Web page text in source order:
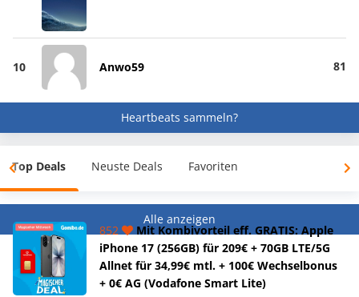
10 Anwo59 81
Heartbeats sammeln?
Top Deals Neuste Deals Favoriten
Alle anzeigen
852
Mit Kombivorteil eff. GRATIS: Apple
iPhone 17 (256GB) für 209€ + 70GB LTE/5G
Allnet für 34,99€ mtl. + 100€ Wechselbonus
+ 0€ AG (Vodafone Smart Lite)